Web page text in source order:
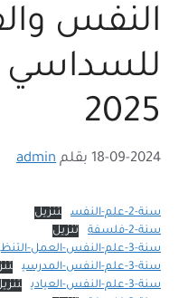
النفس
2025
18-09-2024 بقلم admin
سنة-2-علم-النفس
تنزيل
سنة-2-فلسفة
تنزيل
سنة-3-علم-النفس-العمل-التنظيم
سنة-3-علم-النفس-المدرسي
سنة-3-علم-النفس-العيادي